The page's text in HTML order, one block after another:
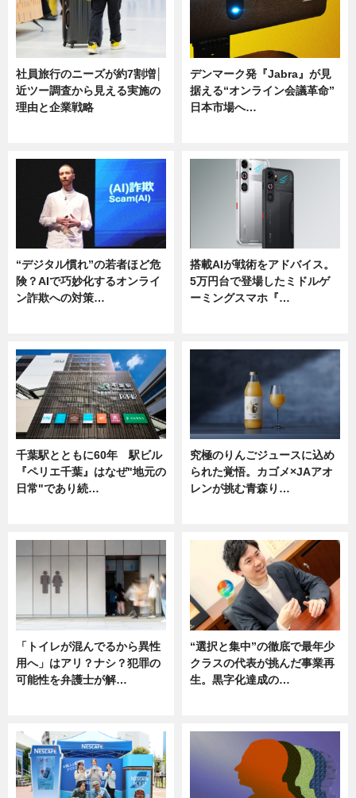
社員旅行のニーズが約7割増│
近ツー調査から見える実施の
理由と企業戦略
デンマーク発『Jabra』が見
据える“オンライン会議革命”
日本市場へ…
“デジタル慣れ”の若者ほど危
険？AIで巧妙化するオンライ
ン詐欺への対策…
搭載AIが戦術をアドバイス。
5万円台で登場したミドルゲ
ーミングスマホ『…
千葉駅とともに60年 駅ビル
『ペリエ千葉』はなぜ"地元の
日常"であり続…
究極のりんごジュースに込め
られた覚悟。カゴメ×JAアオ
レンが挑む青森り…
「トイレが混んでるから異性
用へ」はアリ？ナシ？犯罪の
可能性を弁護士が解…
“選択と集中”の徹底で最年少
クラスの代表が挑んだ事業再
生。黒字化達成の…